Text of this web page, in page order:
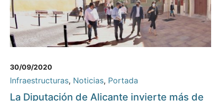
30/09/2020
Infraestructuras, Noticias, Portada
La Diputación de Alicante invierte más de